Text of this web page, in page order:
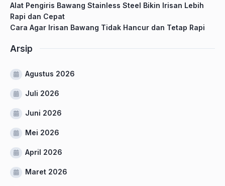
Alat Pengiris Bawang Stainless Steel Bikin Irisan Lebih
Rapi dan Cepat
Cara Agar Irisan Bawang Tidak Hancur dan Tetap Rapi
Arsip
Agustus 2026
Juli 2026
Juni 2026
Mei 2026
April 2026
Maret 2026